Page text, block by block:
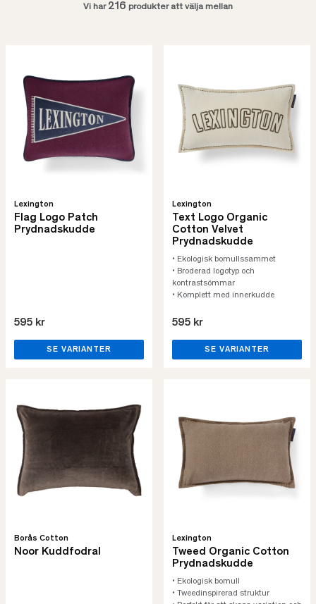
Vi har 216 produkter att välja mellan
Lexington
Flag Logo Patch
Prydnadskudde
595 kr
SE VARIANTER
Lexington
Text Logo Organic
Cotton Velvet
Prydnadskudde
• Ekologisk bomullssammet
• Broderad logotyp och
kontrastsömmar
• Komplett med innerkudde
595 kr
SE VARIANTER
Borås Cotton
Noor Kuddfodral
Lexington
Tweed Organic Cotton
Prydnadskudde
• Ekologisk bomull
• Tweedinspirerad struktur